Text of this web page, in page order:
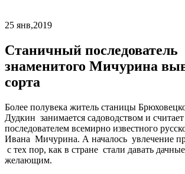
25 янв,2019
Станичный последователь
знаменитого Мичурина
сорта
Более полувека житель станицы
Дудкин занимается садоводством и
последователем всемирно известного
Ивана Мичурина. А началось увлечение
с тех пор, как в стране стали давать
желающим.